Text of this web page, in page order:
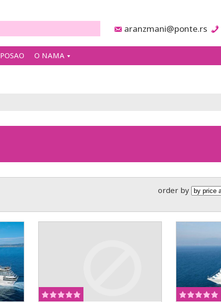
aranzmani@ponte.rs
O NAMA
order by